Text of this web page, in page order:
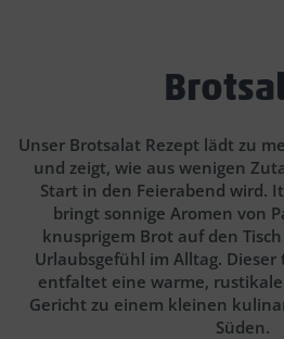
Unser Brotsalat Rezept lädt zu
und zeigt, wie aus wenigen
Start in den Feierabend wird.
bringt sonnige Aromen von
knusprigem Brot auf den
Urlaubsgefühl im Alltag.
entfaltet eine warme,
Gericht zu einem kleinen
Süden.